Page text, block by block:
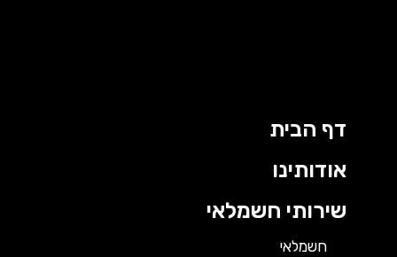
דף הבית
אודותינו
שירותי חשמלאי
חשמלאי